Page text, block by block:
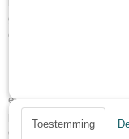
gebruikssporen in de
oppervlak. Het verwijdert
Met zijn extreem
extreem hoog snijniveau
geschikt voor alle soorten
Toestemming